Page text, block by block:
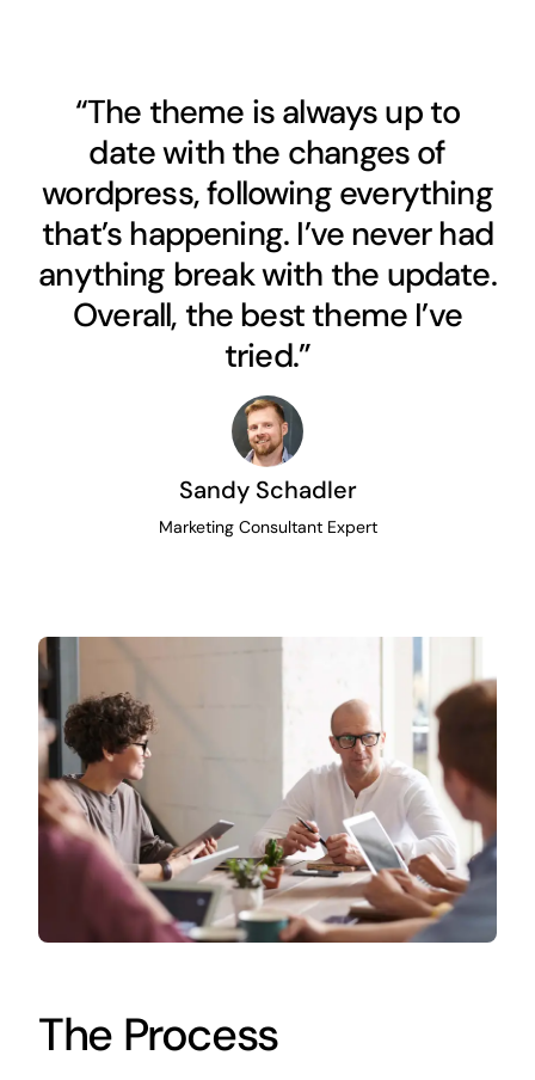
“The theme is always up to
date with the changes of
wordpress, following everything
that’s happening. I’ve never had
anything break with the update.
Overall, the best theme I’ve
tried.”
Sandy Schadler
Marketing Consultant Expert
The Process